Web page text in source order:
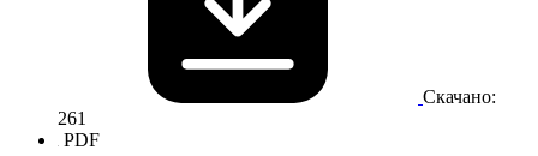
Скачано:
261
PDF